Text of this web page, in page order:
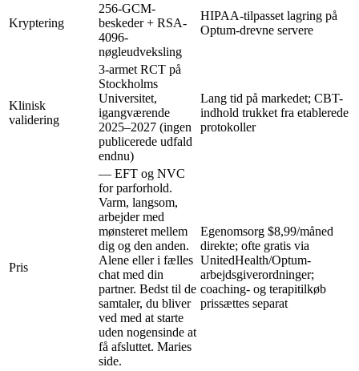
Kryptering
256-GCM-
beskeder + RSA-
4096-
nøgleudveksling
HIPAA-tilpasset lagring på
Optum-drevne servere
Klinisk
validering
3-armet RCT på
Stockholms
Universitet,
igangværende
2025–2027 (ingen
publicerede udfald
endnu)
Lang tid på markedet; CBT-
indhold trukket fra etablerede
protokoller
Pris
— EFT og NVC
for parforhold.
Varm, langsom,
arbejder med
mønsteret mellem
dig og den anden.
Alene eller i fælles
chat med din
partner. Bedst til de
samtaler, du bliver
ved med at starte
uden nogensinde at
få afsluttet. Maries
side.
Egenomsorg $8,99/måned
direkte; ofte gratis via
UnitedHealth/Optum-
arbejdsgiverordninger;
coaching- og terapitilkøb
prissættes separat